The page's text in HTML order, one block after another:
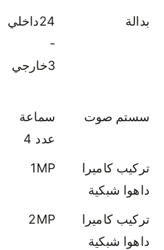
بدالة
24داخلي
-
3خارجي
سستم صوت
سماعة
عدد 4
تركيب كاميرا
داهوا شبكية
1MP
تركيب كاميرا
داهوا شبكية
2MP